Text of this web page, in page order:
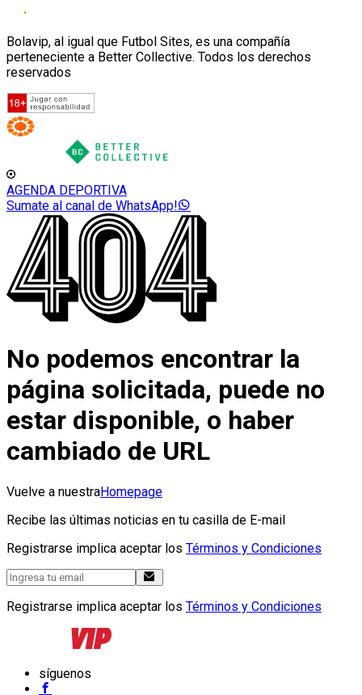
Bolavip, al igual que Futbol Sites, es una compañía
perteneciente a Better Collective. Todos los derechos
reservados
AGENDA DEPORTIVA
Sumate al canal de WhatsApp!
No podemos encontrar la
página solicitada, puede no
estar disponible, o haber
cambiado de URL
Vuelve a nuestraHomepage
Recibe las últimas noticias en tu casilla de E-mail
Registrarse implica aceptar los Términos y Condiciones
Registrarse implica aceptar los Términos y Condiciones
síguenos